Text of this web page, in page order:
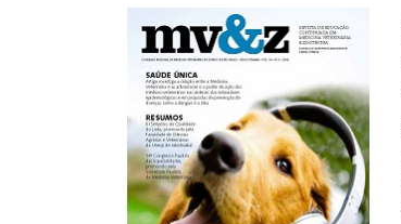
Barra
lateral
de
artigos